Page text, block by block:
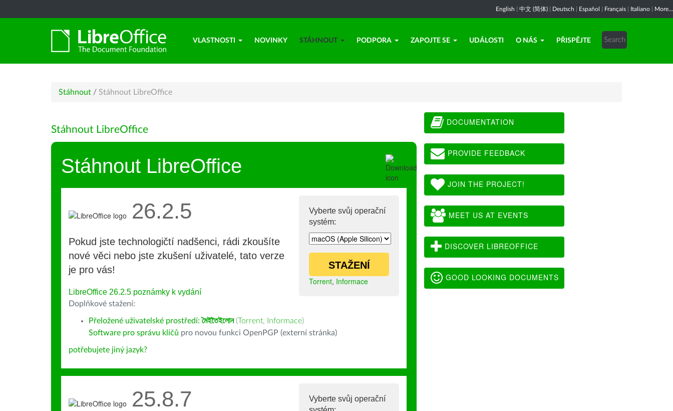
English 中文 (简体) Deutsch Español Français Italiano More...
VLASTNOSTI NOVINKY STÁHNOUT PODPORA ZAPOJTE SE UDÁLOSTI O NÁS PŘISPĚJTE
Stáhnout / Stáhnout LibreOffice
Stáhnout LibreOffice
Stáhnout LibreOffice
Vyberte svůj operační
systém:
STAŽENÍ
Torrent, Informace
26.2.5
Pokud jste technologičtí nadšenci, rádi zkoušíte
nové věci nebo jste zkušení uživatelé, tato verze
je pro vás!
LibreOffice 26.2.5 poznámky k vydání
Doplňkové stažení:
Přeložené uživatelské prostředí:মৈইতৈইলোন (Torrent, Informace)
Software pro správu klíčů pro novou funkci OpenPGP (externí stránka)
potřebujete jiný jazyk?
Vyberte svůj operační
25.8.7
DOCUMENTATION
PROVIDE FEEDBACK
JOIN THE PROJECT!
MEET US AT EVENTS
DISCOVER LIBREOFFICE
GOOD LOOKING DOCUMENTS